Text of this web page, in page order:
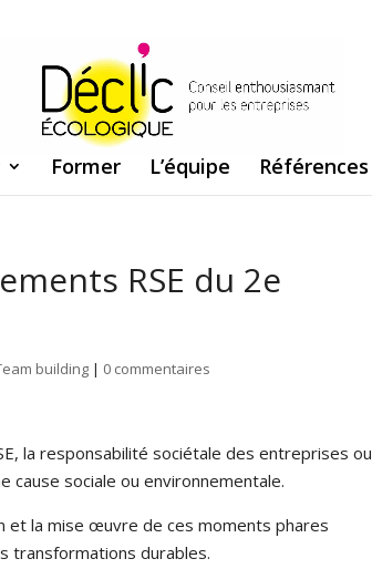
Former L’équipe Références
RSE du 2e
building | 0 commentaires
la responsabilité sociétale des entreprises ou
cause sociale ou environnementale.
et la mise œuvre de ces moments phares
transformations durables.